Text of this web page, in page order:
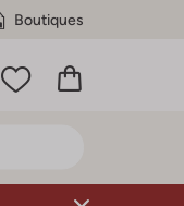
Boutiques